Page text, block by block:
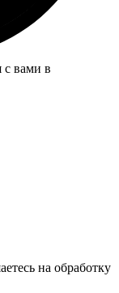
вами в
на обработку